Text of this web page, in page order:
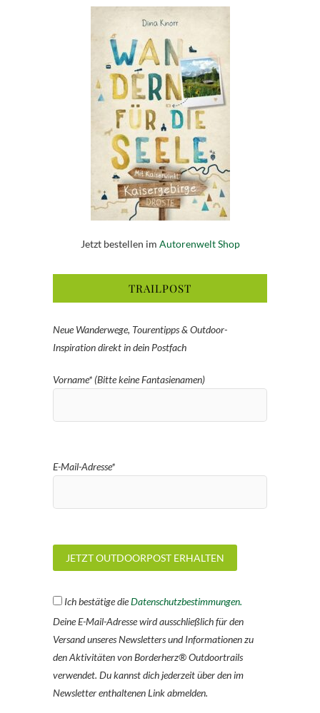
Jetzt bestellen im Autorenwelt Shop
TRAILPOST
Neue Wanderwege, Tourentipps & Outdoor-
Inspiration direkt in dein Postfach
Vorname* (Bitte keine Fantasienamen)
E-Mail-Adresse*
Ich bestätige dieDatenschutzbestimmungen.
Deine E-Mail-Adresse wird ausschließlich für den
Versand unseres Newsletters und Informationen zu
den Aktivitäten von Borderherz® Outdoortrails
verwendet. Du kannst dich jederzeit über den im
Newsletter enthaltenen Link abmelden.